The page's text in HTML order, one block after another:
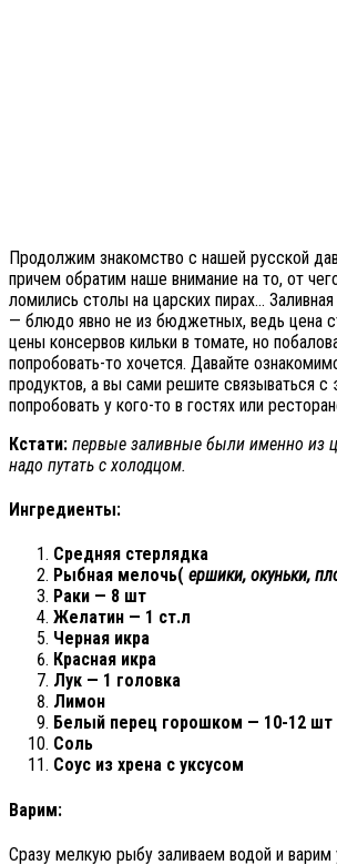
Продолжим знакомство с нашей русской
причем обратим наше внимание на то, от
ломились столы на царских пирах…
— блюдо явно не из бюджетных, ведь цена
цены консервов кильки в томате, но
попробовать-то хочется. Давайте
продуктов, а вы сами решите связываться с
попробовать у кого-то в гостях или
Кстати: первые заливные были именно из
надо путать с холодцом.
Ингредиенты:
Средняя стерлядка
Рыбная мелочь( ершики, окуньки,
Раки — 8 шт
Желатин — 1 ст.л
Черная икра
Красная икра
Лук — 1 головка
Лимон
Белый перец горошком — 10-12 шт
Соль
Соус из хрена с уксусом
Варим:
Сразу мелкую рыбу заливаем водой и